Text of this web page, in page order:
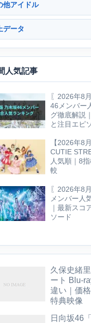
他アイドル
データ
人気記事
〖2026年8
46メンバー
グ徹底解説
と注目エピ
【2026年8
CUTIE
人気順｜8
較
〖2026年8
メンバー人
｜最新スコ
ソード
久保史緒
ート Blu-
違い｜価
特典映像
日向坂46